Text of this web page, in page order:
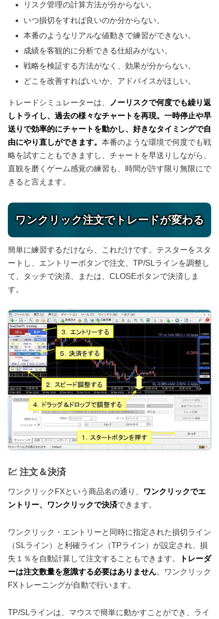
リスク管理の計算方法が分からない。
いつ損切をすれば良いのか分からない。
本番のようなリアルな値動きで練習ができない。
成績を客観的に分析できる仕組みがない。
戦略を検証する方法がなく、効果が分からない。
どこを改善すればいいか、アドバイスがほしい。
トレードシミュレーターは、
ノーリスクで何度でも繰り返
しトライし、過去の様々なチャートを再現。一時停止や早
送りで効率的にチャートを動かし、好きなタイミングで自
由にやり直しができます。 本番のような環境で何度でも戦
略を試すこともできますし、チャートを早送りしながら、
直観を磨くゲーム感覚の練習も、時間が許す限り無限にで
きると言えます。
ワンクリック注文でトレードが変わる
簡単に練習するだけなら、これだけです。テスターをスタ
ートし、エントリーボタンで注文、TP/SLラインを調整し
て、タッチで決済、または、CLOSEボタンで決済しま
す。
💹 注文＆決済
ワンクリックFXという商品名の通り、
ワンクリックでエ
ントリー、ワンクリックで決済できます。
ワンクリック・エントリーと同時に指定された損切ライン
（SLライン）と利確ライン（TPライン）が設定され、損
失１％を自動計算して注文することもできます。
トレーダ
ーは注文数量を意識する必要はありません。ワンクリック
FXトレーニングが自動で行います。
TP/SLラインは、マウスで簡単に動かすことができ、ライ